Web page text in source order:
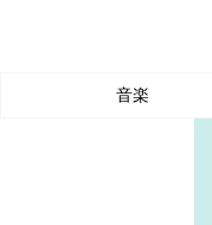
音楽